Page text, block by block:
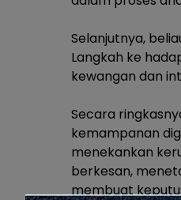
Selanjutnya,
Langkah ke
kewangan dan
Secara
kemampanan
menekankan
berkesan,
membuat